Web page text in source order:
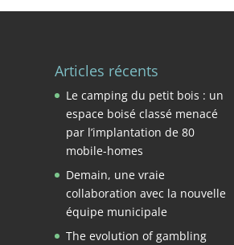
Articles récents
Le camping du petit bois : un
espace boisé classé menacé
par l’implantation de 80
mobile-homes
Demain, une vraie
collaboration avec la nouvelle
équipe municipale
The evolution of gambling